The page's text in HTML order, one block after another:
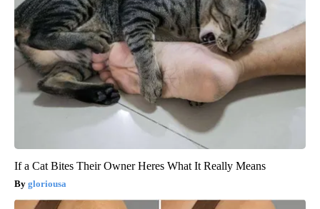
If a Cat Bites Their Owner Heres What It Really Means
gloriousa